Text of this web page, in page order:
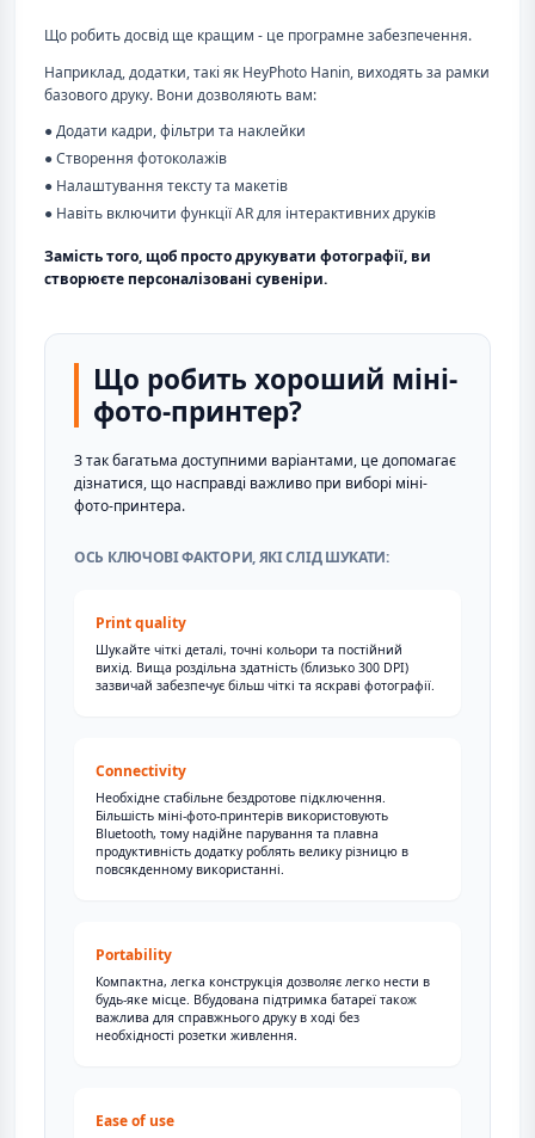
Що робить досвід ще кращим - це програмне забезпечення.
Наприклад, додатки, такі як HeyPhoto Hanin, виходять за рамки
базового друку. Вони дозволяють вам:
● Додати кадри, фільтри та наклейки
● Створення фотоколажів
● Налаштування тексту та макетів
● Навіть включити функції AR для інтерактивних друків
Замість того, щоб просто друкувати фотографії, ви
створюєте персоналізовані сувеніри.
Що робить хороший міні-
фото-принтер?
З так багатьма доступними варіантами, це допомагає
дізнатися, що насправді важливо при виборі міні-
фото-принтера.
ОСЬ КЛЮЧОВІ ФАКТОРИ, ЯКІ СЛІД ШУКАТИ:
Print quality
Шукайте чіткі деталі, точні кольори та постійний
вихід. Вища роздільна здатність (близько 300 DPI)
зазвичай забезпечує більш чіткі та яскраві фотографії.
Connectivity
Необхідне стабільне бездротове підключення.
Більшість міні-фото-принтерів використовують
Bluetooth, тому надійне парування та плавна
продуктивність додатку роблять велику різницю в
повсякденному використанні.
Portability
Компактна, легка конструкція дозволяє легко нести в
будь-яке місце. Вбудована підтримка батареї також
важлива для справжнього друку в ході без
необхідності розетки живлення.
Ease of use